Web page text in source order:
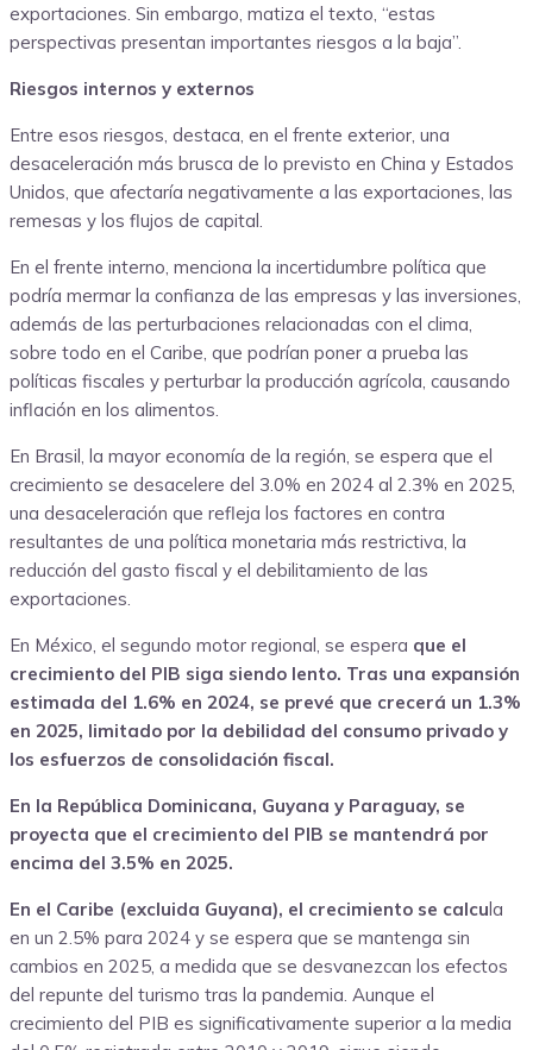
exportaciones. Sin embargo, matiza el texto, “estas
perspectivas presentan importantes riesgos a la baja”.
Riesgos internos y externos
Entre esos riesgos, destaca, en el frente exterior, una
desaceleración más brusca de lo previsto en China y Estados
Unidos, que afectaría negativamente a las exportaciones, las
remesas y los flujos de capital.
En el frente interno, menciona la incertidumbre política que
podría mermar la confianza de las empresas y las inversiones,
además de las perturbaciones relacionadas con el clima,
sobre todo en el Caribe, que podrían poner a prueba las
políticas fiscales y perturbar la producción agrícola, causando
inflación en los alimentos.
En Brasil, la mayor economía de la región, se espera que el
crecimiento se desacelere del 3.0% en 2024 al 2.3% en 2025,
una desaceleración que refleja los factores en contra
resultantes de una política monetaria más restrictiva, la
reducción del gasto fiscal y el debilitamiento de las
exportaciones.
En México, el segundo motor regional, se espera que el
crecimiento del PIB siga siendo lento. Tras una expansión
estimada del 1.6% en 2024, se prevé que crecerá un 1.3%
en 2025, limitado por la debilidad del consumo privado y
los esfuerzos de consolidación fiscal.
En la República Dominicana, Guyana y Paraguay, se
proyecta que el crecimiento del PIB se mantendrá por
encima del 3.5% en 2025.
En el Caribe (excluida Guyana), el crecimiento se calcu la
en un 2.5% para 2024 y se espera que se mantenga sin
cambios en 2025, a medida que se desvanezcan los efectos
del repunte del turismo tras la pandemia. Aunque el
crecimiento del PIB es significativamente superior a la media